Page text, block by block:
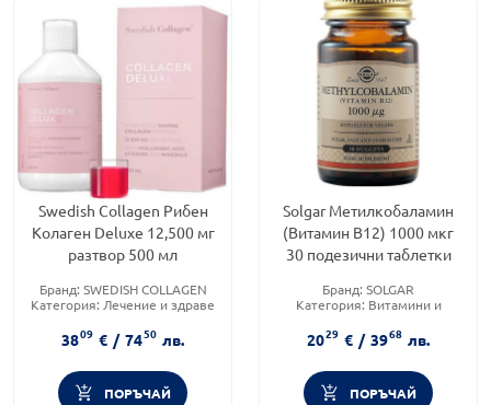
Swedish Collagen Рибен
Колаген Deluxe 12,500 мг
разтвор 500 мл
Бранд: SWEDISH COLLAGEN
Категория: Лечение и здраве
3809 € / 7450 лв.
ПОРЪЧАЙ
Solgar Метилкобаламин
(Витамин В12) 1000 мкг
30 подезични таблетки
Бранд: SOLGAR
Категория: Витамини и
Форма на продукта: таблетки
2029 € / 3968 лв.
ПОРЪЧАЙ